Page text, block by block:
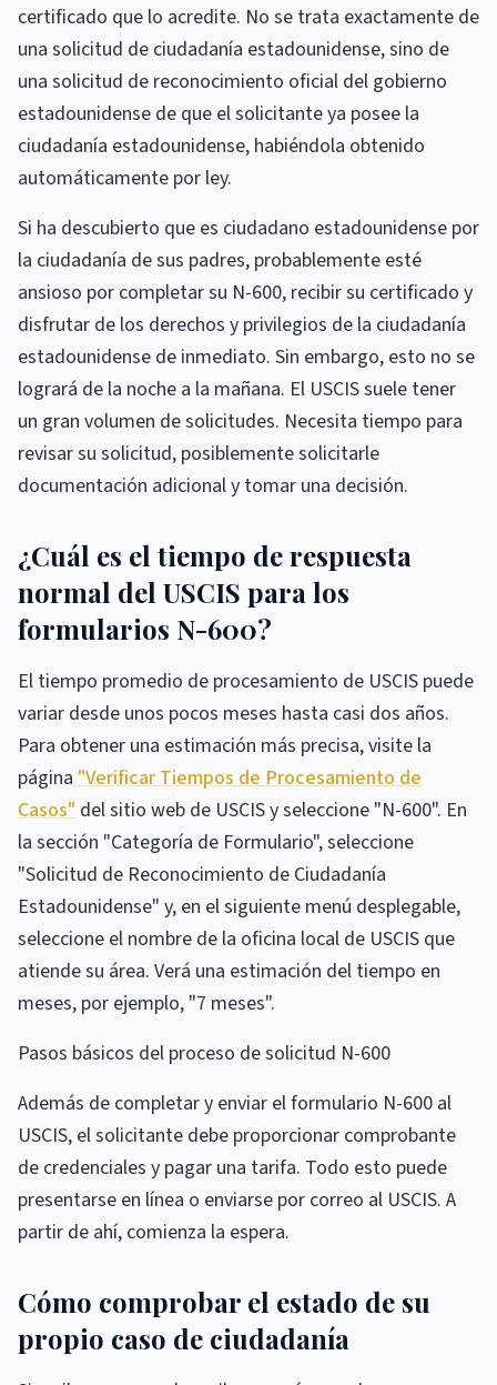
certificado que lo acredite. No se trata exactamente de
una solicitud de ciudadanía estadounidense, sino de
una solicitud de reconocimiento oficial del gobierno
estadounidense de que el solicitante ya posee la
ciudadanía estadounidense, habiéndola obtenido
automáticamente por ley.
Si ha descubierto que es ciudadano estadounidense por
la ciudadanía de sus padres, probablemente esté
ansioso por completar su N-600, recibir su certificado y
disfrutar de los derechos y privilegios de la ciudadanía
estadounidense de inmediato. Sin embargo, esto no se
logrará de la noche a la mañana. El USCIS suele tener
un gran volumen de solicitudes. Necesita tiempo para
revisar su solicitud, posiblemente solicitarle
documentación adicional y tomar una decisión.
¿Cuál es el tiempo de respuesta
normal del USCIS para los
formularios N-600?
El tiempo promedio de procesamiento de USCIS puede
variar desde unos pocos meses hasta casi dos años.
Para obtener una estimación más precisa, visite la
página "Verificar Tiempos de Procesamiento de
Casos" del sitio web de USCIS y seleccione "N-600". En
la sección "Categoría de Formulario", seleccione
"Solicitud de Reconocimiento de Ciudadanía
Estadounidense" y, en el siguiente menú desplegable,
seleccione el nombre de la oficina local de USCIS que
atiende su área. Verá una estimación del tiempo en
meses, por ejemplo, "7 meses".
Pasos básicos del proceso de solicitud N-600
Además de completar y enviar el formulario N-600 al
USCIS, el solicitante debe proporcionar comprobante
de credenciales y pagar una tarifa. Todo esto puede
presentarse en línea o enviarse por correo al USCIS. A
partir de ahí, comienza la espera.
Cómo comprobar el estado de su
propio caso de ciudadanía